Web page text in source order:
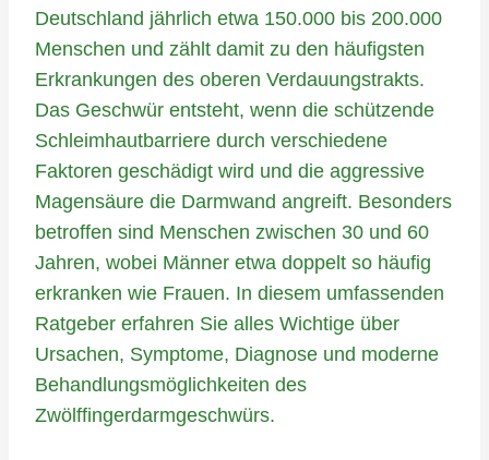
Deutschland jährlich etwa 150.000 bis 200.000
Menschen und zählt damit zu den häufigsten
Erkrankungen des oberen Verdauungstrakts.
Das Geschwür entsteht, wenn die schützende
Schleimhautbarriere durch verschiedene
Faktoren geschädigt wird und die aggressive
Magensäure die Darmwand angreift. Besonders
betroffen sind Menschen zwischen 30 und 60
Jahren, wobei Männer etwa doppelt so häufig
erkranken wie Frauen. In diesem umfassenden
Ratgeber erfahren Sie alles Wichtige über
Ursachen, Symptome, Diagnose und moderne
Behandlungsmöglichkeiten des
Zwölffingerdarmgeschwürs.